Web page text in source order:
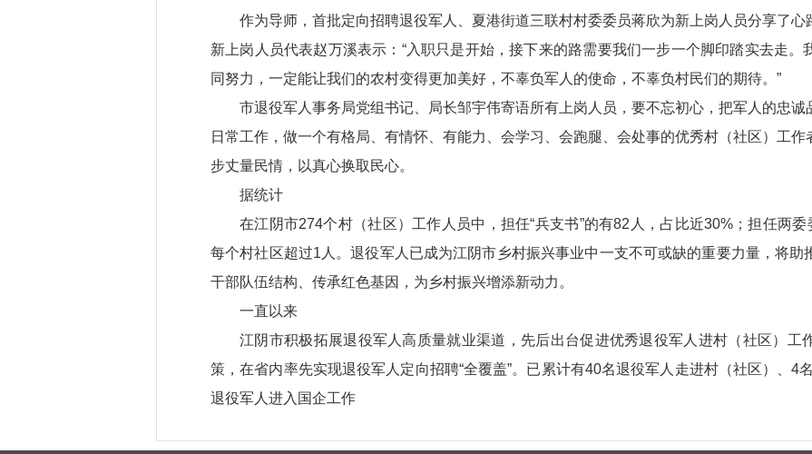
作为导师，首批定向招聘退役军人、夏港街道三联村村委委员蒋欣为新上岗人员分享了
新上岗人员代表赵万溪表示：“入职只是开始，接下来的路需要我们一步一个脚印踏实去走。
同努力，一定能让我们的农村变得更加美好，不辜负军人的使命，不辜负村民们的期待。”
市退役军人事务局党组书记、局长邹宇伟寄语所有上岗人员，要不忘初心，把军人的忠诚
日常工作，做一个有格局、有情怀、有能力、会学习、会跑腿、会处事的优秀村（社区）工
步丈量民情，以真心换取民心。
据统计
在江阴市274个村（社区）工作人员中，担任“兵支书”的有82人，占比近30%；担任两
每个村社区超过1人。退役军人已成为江阴市乡村振兴事业中一支不可或缺的重要力量，将助
干部队伍结构、传承红色基因，为乡村振兴增添新动力。
一直以来
江阴市积极拓展退役军人高质量就业渠道，先后出台促进优秀退役军人进村（社区）工
策，在省内率先实现退役军人定向招聘“全覆盖”。已累计有40名退役军人走进村（社区）、4
退役军人进入国企工作